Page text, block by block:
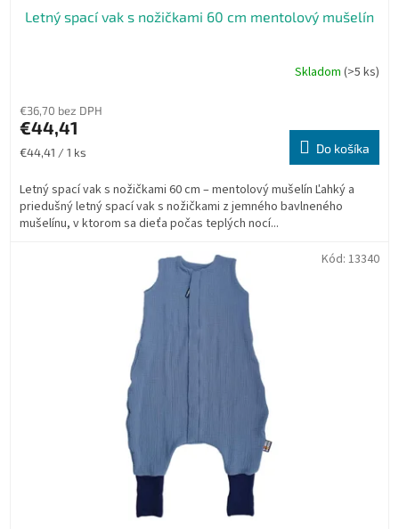
Letný spací vak s nožičkami 60 cm mentolový mušelín
Skladom (>5 ks)
€36,70 bez DPH
€44,41
Jednotková
€44,41 / 1 ks Do košíka
Letný spací vak s nožičkami 60 cm – mentolový mušelín Ľahký a
priedušný letný spací vak s nožičkami z jemného bavlneného
mušelínu, v ktorom sa dieťa počas teplých nocí...
Kód: 13340